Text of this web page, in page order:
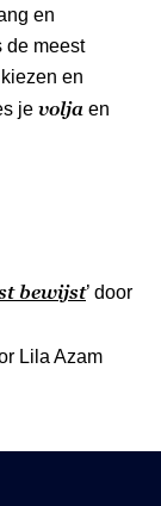
en
de meest
en
je volja en
bewijst’ door
Lila Azam